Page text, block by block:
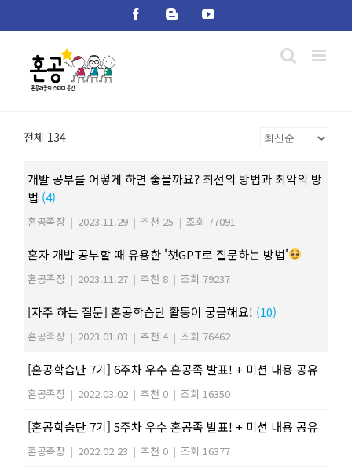
FacebookBloggerYouTube
전체 134
개발 공부를 어떻게 하면 좋을까요? 최선의 방법과 최악의 방
법 (4)
혼공족장 | 2023.11.29 | 추천 25 | 조회 77091
혼자 개발 공부할 때 유용한 '챗GPT로 질문하는 방법'
혼공족장 | 2023.11.27 | 추천 8 | 조회 79237
[자주 하는 질문] 혼공학습단 활동이 궁금해요! (10)
혼공족장 | 2023.01.03 | 추천 4 | 조회 76462
[혼공학습단 7기] 6주차 우수 혼공족 발표! + 미션 내용 공유
혼공족장 | 2022.03.02 | 추천 0 | 조회 16350
[혼공학습단 7기] 5주차 우수 혼공족 발표! + 미션 내용 공유
혼공족장 | 2022.02.23 | 추천 0 | 조회 16377